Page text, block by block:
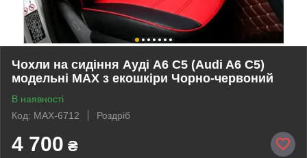
Чохли на сидіння Ауді А6 С5 (Audi A6 C5)
модельні MAX з екошкіри Чорно-червоний
В наявності
Код: MAX-6712
Роздріб
4 700 ₴